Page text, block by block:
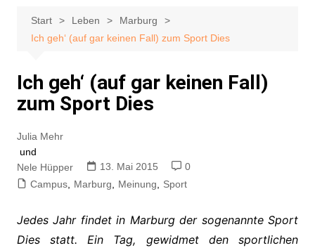
Start Leben
Marburg
Ich geh‘ (auf gar keinen Fall) zum Sport Dies
Ich geh‘ (auf gar keinen Fall)
zum Sport Dies
Julia Mehr
und
Nele Hüpper
13. Mai 2015
0
Campus, Marburg, Meinung, Sport
Jedes Jahr findet in Marburg der sogenannte Sport
Dies statt. Ein Tag, gewidmet den sportlichen